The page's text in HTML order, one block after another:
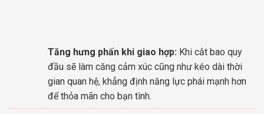
Tăng hưng phấn khi giao hợp: Khi cắt bao quy
đầu sẽ làm căng cảm xúc cũng như kéo dài thời
gian quan hệ, khẳng định năng lực phái mạnh hơn
để thỏa mãn cho bạn tình.